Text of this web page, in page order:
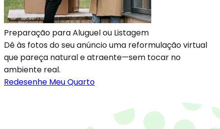
Preparação para Aluguel ou Listagem
Dê às fotos do seu anúncio uma reformulação virtual
que pareça natural e atraente—sem tocar no
ambiente real.
Redesenhe Meu Quarto